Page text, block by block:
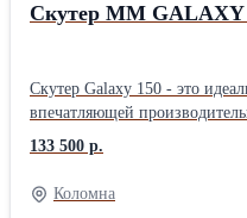
Скутер ММ GALAXY
Скутер Galaxy 150 - это
впечатляющей
езды. Благодаря мощному
конструкции, этот скутер
любых поездках. Технические характеристики: Объем двигателя:
150 см³ (фактический,
133 500 р.
Коломна